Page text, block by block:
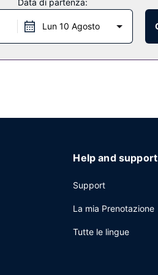
lavanderia. Il un parcheggio gratuito
Data di partenza:
Lun 10 Agosto
Help and support
Support
La mia Prenotazione
Tutte le lingue